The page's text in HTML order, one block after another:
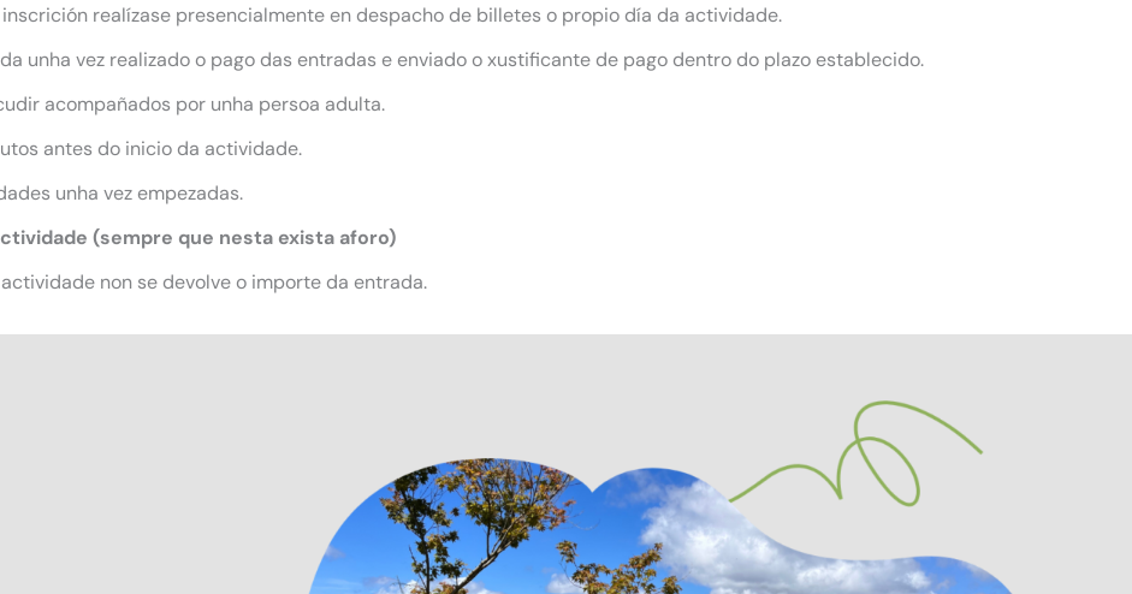
realízase presencialmente en despacho de billetes o propio día da actividade.
unha vez realizado o pago das entradas e enviado o xustificante de pago dentro do plazo establecido.
acompañados por unha persoa adulta.
antes do inicio da actividade.
unha vez empezadas.
(sempre que nesta exista aforo)
non se devolve o importe da entrada.